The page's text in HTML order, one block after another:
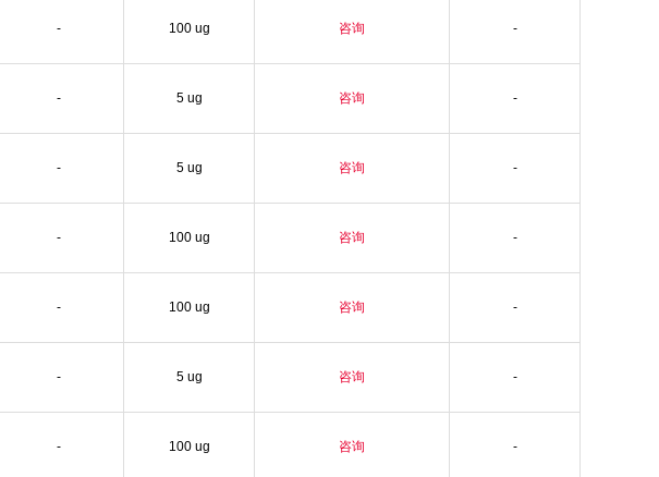
- 100 ug 咨询 -
- 5 ug 咨询 -
- 5 ug 咨询 -
- 100 ug 咨询 -
- 100 ug 咨询 -
- 5 ug 咨询 -
- 100 ug 咨询 -